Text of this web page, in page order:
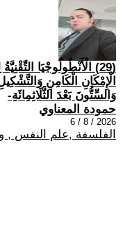
(29) الْأَنْطُولُوجْيَا
الْإِمْكَانِ الْكَامِنِ
وَالسِّتُّونَ بَعْدَ الثَّلَاثِمِائَةِ-
حمودة المعناوي
2026 / 8 / 6
الفلسفة ,علم النفس ,